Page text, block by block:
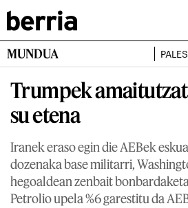
MUNDUA
Trumpek
su etena
Iranek eraso egin die AEBek
dozenaka base militarri,
hegoaldean zenbait
Petrolio upela %6 garestitu da